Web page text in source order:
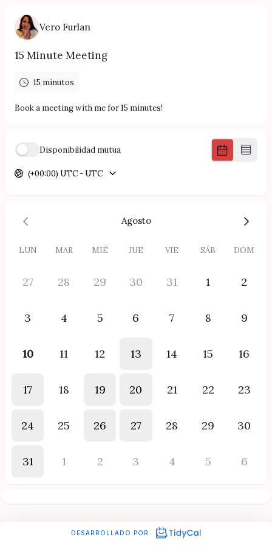
Vero Furlan
15 Minute Meeting
15 minutos
Book a meeting with me for 15 minutes!
Disponibilidad mutua
(+00:00) UTC - UTC
Agosto
LUN MAR MIÉ JUE VIE SÁB DOM
27 28 29 30 31 1 2
3 4 5 6 7 8 9
10 11 12 13 14 15 16
17 18 19 20 21 22 23
24 25 26 27 28 29 30
31 1 2 3 4 5 6
DESARROLLADO POR